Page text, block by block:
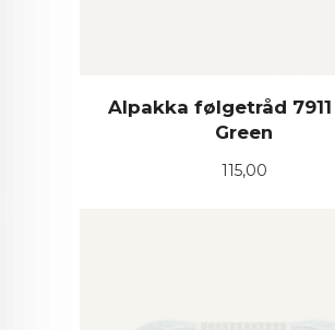
Alpakka følgetråd
Green
Pris
115,00